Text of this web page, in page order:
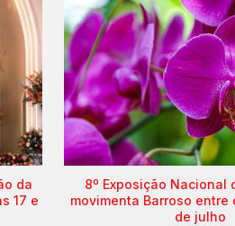
da
17 e
8º Exposição Nacional
movimenta Barroso entre
de julho